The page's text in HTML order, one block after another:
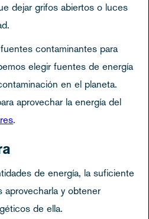
dejar grifos abiertos o luces
contaminantes para
elegir fuentes de energía
en el planeta.
aprovechar la energía del
.
de energía, la suficiente
aprovecharla y obtener
de ella.